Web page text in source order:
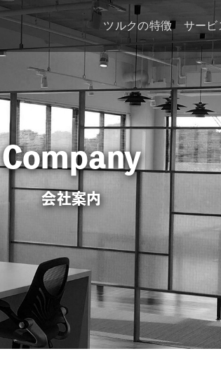
ツルクの特徴 サービ
Company
会社案内